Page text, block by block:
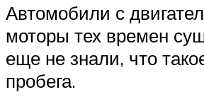
Автомобили с
моторы тех времен
еще не знали, что
пробега.